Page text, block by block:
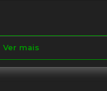
Ver mais